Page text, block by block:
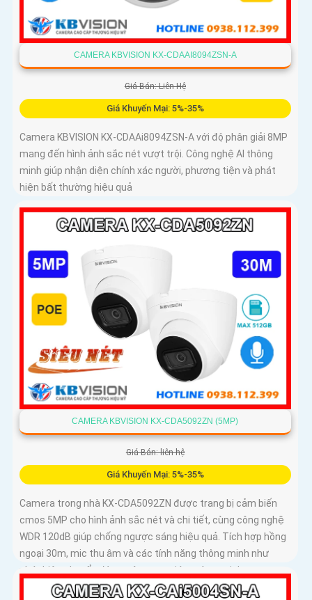
CAMERA KBVISION KX-CDAAI8094ZSN-A
Giá Bán: Liên Hệ
Giá Khuyến Mại: 5%-35%
Camera KBVISION KX-CDAAi8094ZSN-A với độ phân giải 8MP
mang đến hình ảnh sắc nét vượt trội. Công nghệ AI thông
minh giúp nhận diện chính xác người, phương tiện và phát
hiện bất thường hiệu quả
CAMERA KBVISION KX-CDA5092ZN (5MP)
Giá Bán: liên hệ
Giá Khuyến Mại: 5%-35%
Camera trong nhà KX-CDA5092ZN được trang bị cảm biến
cmos 5MP cho hình ảnh sắc nét và chi tiết, cùng công nghệ
WDR 120dB giúp chống ngược sáng hiệu quả. Tích hợp hồng
ngoại 30m, mic thu âm và các tính năng thông minh như
phát hiện chuyển động, nâng cao giám sát an ninh